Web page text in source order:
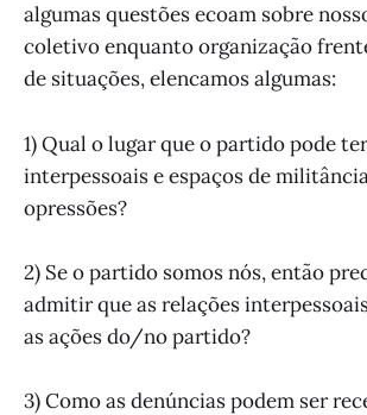
algumas questões ecoam sobre
coletivo enquanto organização
de situações, elencamos algumas:
1) Qual o lugar que o partido pode
interpessoais e espaços de
opressões?
2) Se o partido somos nós, então
admitir que as relações
as ações do/no partido?
3) Como as denúncias podem ser